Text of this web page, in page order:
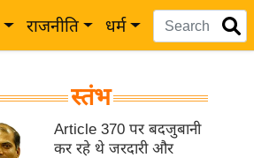
राजनीति धर्म
स्तंभ
Article 370 पर बदजुबानी
कर रहे थे जरदारी और